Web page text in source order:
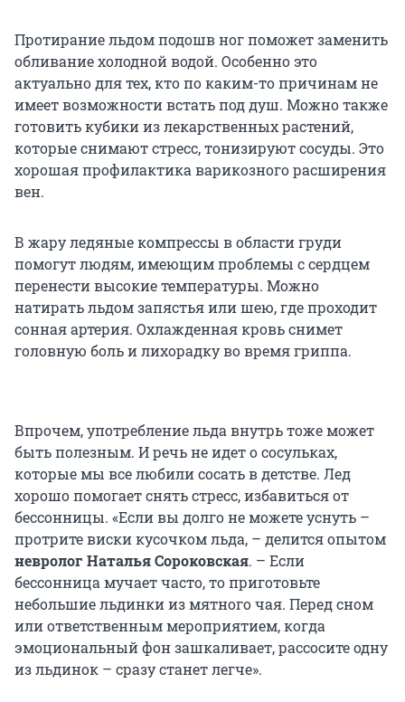
Протирание льдом подошв ног поможет заменить
обливание холодной водой. Особенно это
актуально для тех, кто по каким-то причинам не
имеет возможности встать под душ. Можно также
готовить кубики из лекарственных растений,
которые снимают стресс, тонизируют сосуды. Это
хорошая профилактика варикозного расширения
вен.
В жару ледяные компрессы в области груди
помогут людям, имеющим проблемы с сердцем
перенести высокие температуры. Можно
натирать льдом запястья или шею, где проходит
сонная артерия. Охлажденная кровь снимет
головную боль и лихорадку во время гриппа.
Впрочем, употребление льда внутрь тоже может
быть полезным. И речь не идет о сосульках,
которые мы все любили сосать в детстве. Лед
хорошо помогает снять стресс, избавиться от
бессонницы. «Если вы долго не можете уснуть –
протрите виски кусочком льда, – делится опытом
невролог Наталья Сороковская. – Если
бессонница мучает часто, то приготовьте
небольшие льдинки из мятного чая. Перед сном
или ответственным мероприятием, когда
эмоциональный фон зашкаливает, рассосите одну
из льдинок – сразу станет легче».